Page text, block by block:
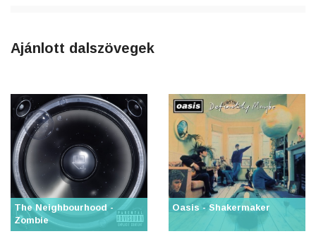
Ajánlott dalszövegek
The Neighbourhood -
Zombie
Oasis - Shakermaker